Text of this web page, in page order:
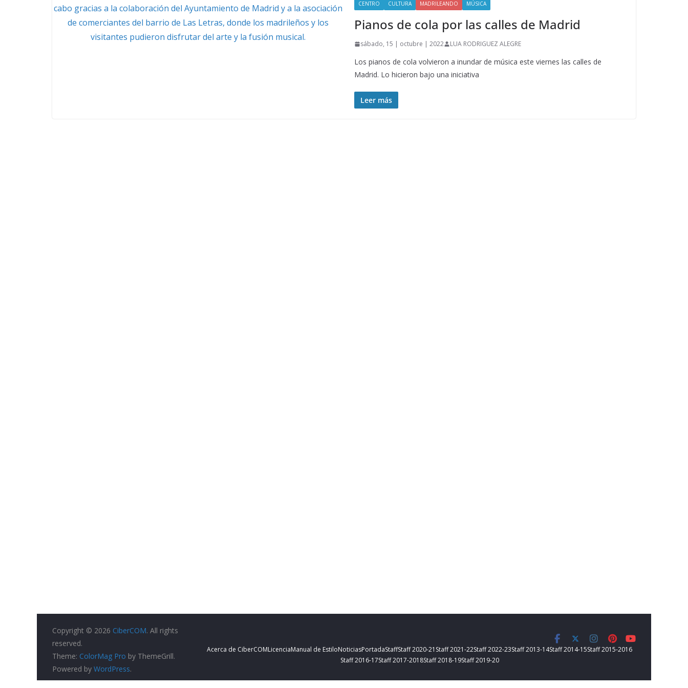
CENTRO CULTURA MADRILEANDO MÚSICA
Pianos de cola por las calles de Madrid
sábado, 15 | octubre | 2022 LUA RODRIGUEZ ALEGRE
Los pianos de cola volvieron a inundar de música este viernes las calles de
Madrid. Lo hicieron bajo una iniciativa
Leer más
Acerca de CiberCOMLicenciaManual de EstiloNoticiasPortadaStaffStaff 2020-21 Staff 2021-22Staff 2022-23Staff 2013-14Staff 2014-15Staff 2015-2016
Staff 2016-17Staff 2017-2018Staff 2018-19Staff 2019-20
Copyright © 2026 CiberCOM. All rights
reserved.
Theme: ColorMag Pro by ThemeGrill.
Powered by WordPress.